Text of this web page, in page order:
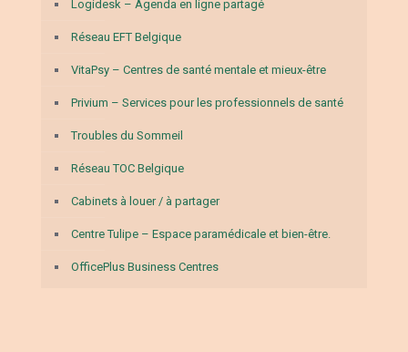
Logidesk – Agenda en ligne partagé
Réseau EFT Belgique
VitaPsy – Centres de santé mentale et mieux-être
Privium – Services pour les professionnels de santé
Troubles du Sommeil
Réseau TOC Belgique
Cabinets à louer / à partager
Centre Tulipe – Espace paramédicale et bien-être.
OfficePlus Business Centres